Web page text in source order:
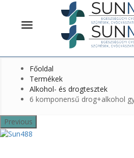
Menü
Főoldal
Termékek
Alkohol- és drogtesztek
6 komponensű drog+alkohol
Previous